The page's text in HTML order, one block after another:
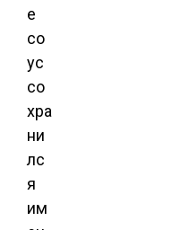
е
со
ус
со
хра
ни
лс
я
им